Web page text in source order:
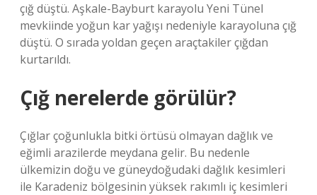
çığ düştü. Aşkale-Bayburt karayolu Yeni Tünel
mevkiinde yoğun kar yağışı nedeniyle karayoluna çığ
düştü. O sırada yoldan geçen araçtakiler çığdan
kurtarıldı.
Çığ nerelerde görülür?
Çığlar çoğunlukla bitki örtüsü olmayan dağlık ve
eğimli arazilerde meydana gelir. Bu nedenle
ülkemizin doğu ve güneydoğudaki dağlık kesimleri
ile Karadeniz bölgesinin yüksek rakımlı iç kesimleri